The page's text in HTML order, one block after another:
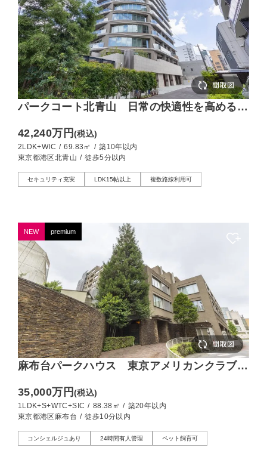
パークコート北青山 日常の快適性を高める最
42,240万円(税込)
2LDK+WIC / 69.83㎡ / 築10年以内
東京都港区北青山 / 徒歩5分以内
セキュリティ充実 LDK15帖以上 複数路線利用可
NEW premium
麻布台パークハウス 東京アメリカンクラブと
35,000万円(税込)
1LDK+S+WTC+SIC / 88.38㎡ / 築20年以内
東京都港区麻布台 / 徒歩10分以内
コンシェルジュあり 24時間有人管理 ペット飼育可